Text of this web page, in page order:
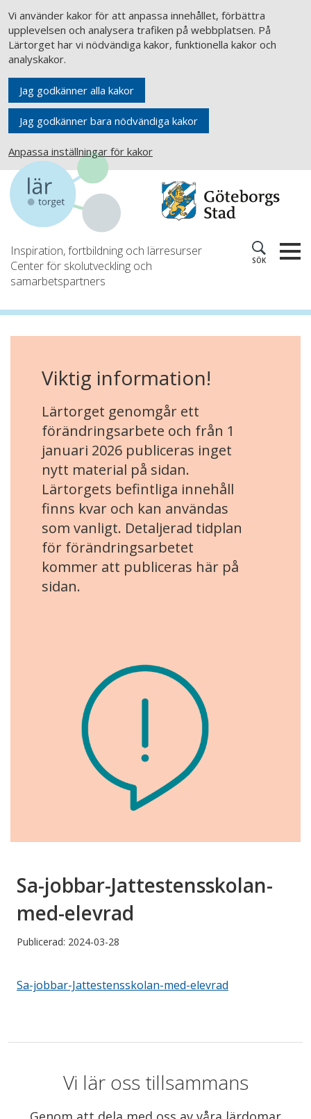
Vi använder kakor för att anpassa innehållet, förbättra
upplevelsen och analysera trafiken på webbplatsen. På
Lärtorget har vi nödvändiga kakor, funktionella kakor och
analyskakor.
Jag godkänner alla kakor
Jag godkänner bara nödvändiga kakor
Anpassa inställningar för kakor
Inspiration, fortbildning och lärresurser
Center för skolutveckling och
samarbetspartners
SÖK
Viktig information!
Lärtorget genomgår ett
förändringsarbete och från 1
januari 2026 publiceras inget
nytt material på sidan.
Lärtorgets befintliga innehåll
finns kvar och kan användas
som vanligt. Detaljerad tidplan
för förändringsarbetet
kommer att publiceras här på
sidan.
Sa-jobbar-Jattestensskolan-
med-elevrad
Publicerad: 2024-03-28
Sa-jobbar-Jattestensskolan-med-elevrad
Vi lär oss tillsammans